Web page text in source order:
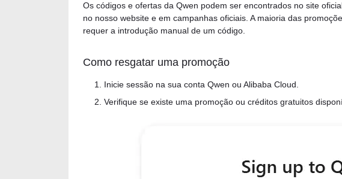
Os códigos e ofertas da Qwen podem ser encontrados no site
no nosso website e em campanhas oficiais. A maioria das
requer a introdução manual de um código.
Como resgatar uma promoção
Inicie sessão na sua conta Qwen ou Alibaba Cloud.
Verifique se existe uma promoção ou créditos gratuitos